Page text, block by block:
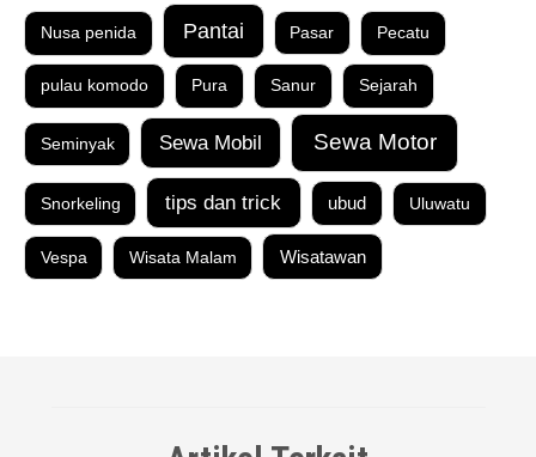
Nusa penida Pantai Pasar Pecatu
pulau komodo Pura Sanur Sejarah
Seminyak Sewa Mobil Sewa Motor
Snorkeling tips dan trick ubud Uluwatu
Vespa Wisata Malam Wisatawan